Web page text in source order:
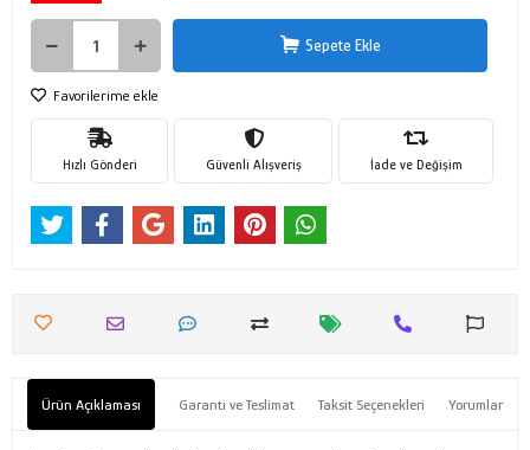
Sepete Ekle
Favorilerime ekle
Hızlı Gönderi Güvenli Alışveriş İade ve Değişim
Ürün Açıklaması Garanti ve Teslimat Taksit Seçenekleri Yorumlar